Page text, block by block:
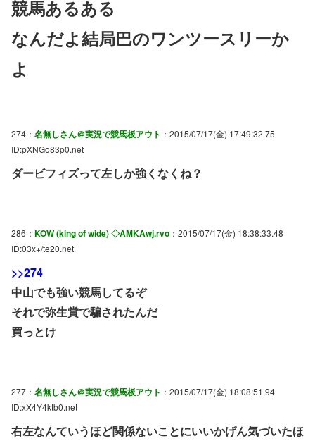
競馬あるある
なんだよ結局巴のワンツースリーか
よ
274： 名無しさん＠実況で競馬板アウト ：2015/07/17(金) 17:49:32.75
ID:pXNGo83p0.net
ダービフィズって左しか強くなくね？
286： KOW (king of wide) ◇AMKAwj.rvo ：2015/07/17(金) 18:38:33.48
ID:03x+/te20.net
>>274
中山でも強い競馬してるぞ
それで弥生賞で騙されたんだ
買っとけ
277： 名無しさん＠実況で競馬板アウト ：2015/07/17(金) 18:08:51.94
ID:xX4Y4ktb0.net
右左なんていうほど関係ないことにいいかげん気づいたほ